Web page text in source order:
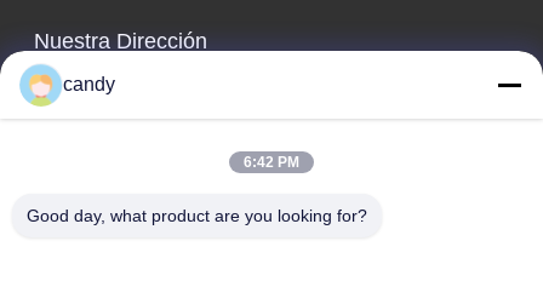
Nuestra Dirección
Dirección de la empresa
RM. 1601-1603, 1606-1608, 1610, NO. 21 JIHUA 5TH RD,
Dirección de la fábrica
candy
6:42 PM
Good day, what product are you looking for?